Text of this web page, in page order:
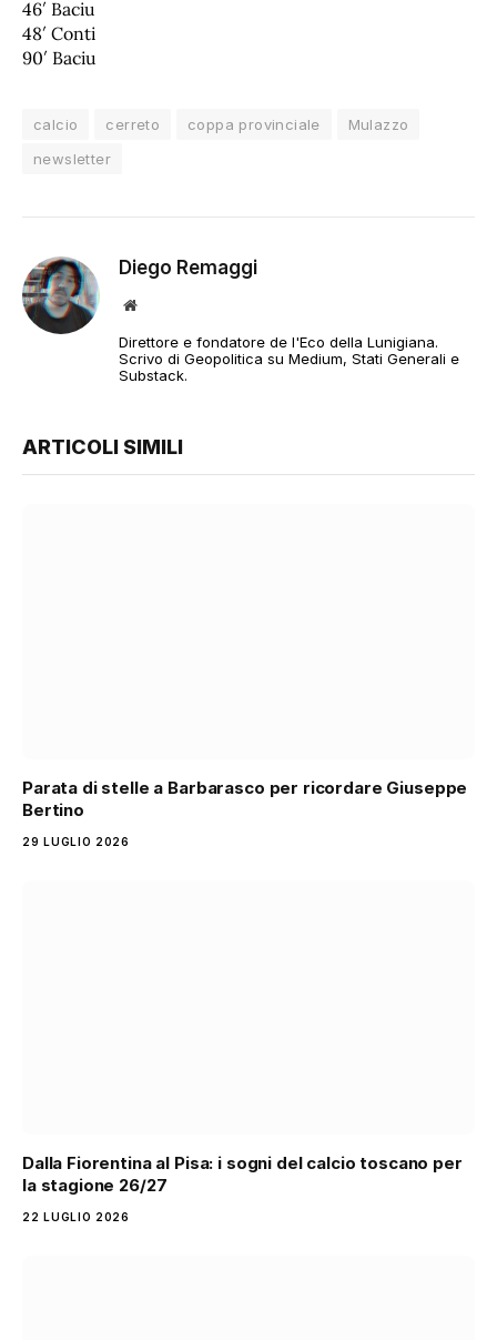
46′ Baciu
48′ Conti
90′ Baciu
calcio cerreto coppa provinciale
Mulazzo
newsletter
Diego Remaggi
Sito
Direttore e fondatore de l'Eco della Lunigiana.
Scrivo di Geopolitica su Medium, Stati Generali e
Substack.
ARTICOLI SIMILI
Parata di stelle a Barbarasco per ricordare Giuseppe
Bertino
29 LUGLIO 2026
Dalla Fiorentina al Pisa: i sogni del calcio toscano per
la stagione 26/27
22 LUGLIO 2026